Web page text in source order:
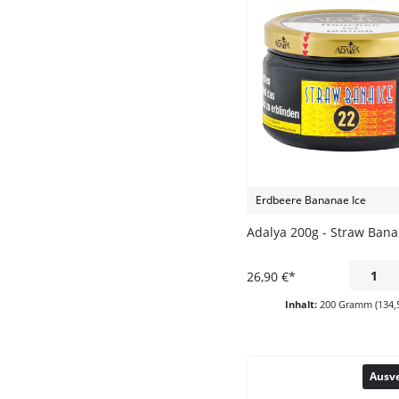
Erdbeere Bananae Ice
Adalya 200g - Straw
26,90 €*
Inhalt:200 Gramm